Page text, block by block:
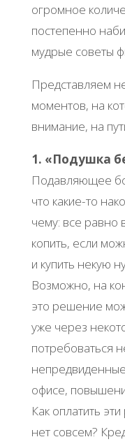
огромное
постепенно
мудрые советы
Представляем
моментов, на
внимание, на
1. «Подушка
Подавляющее
что какие-то
чему: все равно
копить, если
и купить некую
Возможно, на
это решение
уже через
потребоваться
офисе,
Как оплатить
нет совсем?